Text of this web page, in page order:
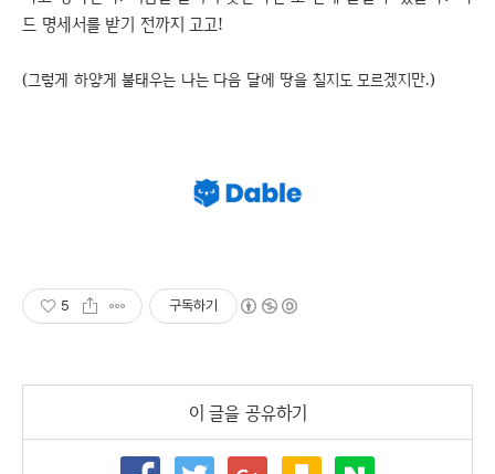
드 명세서를 받기 전까지 고고!
(그렇게 하얗게 불태우는 나는 다음 달에 땅을 칠지도 모르겠지만.)
5 구독하기
이 글을 공유하기